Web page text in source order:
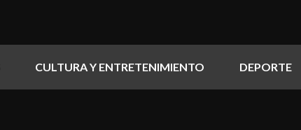
CULTURA Y ENTRETENIMIENTO DEPORTE